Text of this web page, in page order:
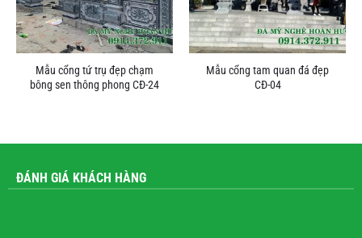
Mẫu cổng tứ trụ đẹp chạm
bông sen thông phong CĐ-24
Mẫu cổng tam quan đá đẹp
CĐ-04
ĐÁNH GIÁ KHÁCH HÀNG